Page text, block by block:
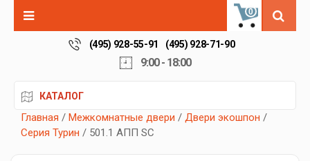
0
(495) 928-55-91 (495) 928-71-90
9:00 - 18:00
КАТАЛОГ
Главная / Межкомнатные двери / Двери экошпон /
Серия Турин / 501.1 АПП SC